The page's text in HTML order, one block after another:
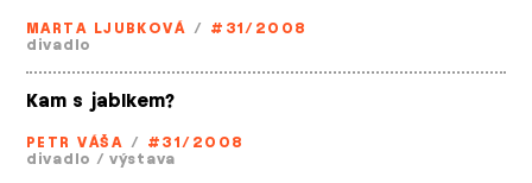
MARTA LJUBKOVÁ / #31/2008
divadlo
Kam s jablkem?
PETR VÁŠA / #31/2008
divadlo / výstava